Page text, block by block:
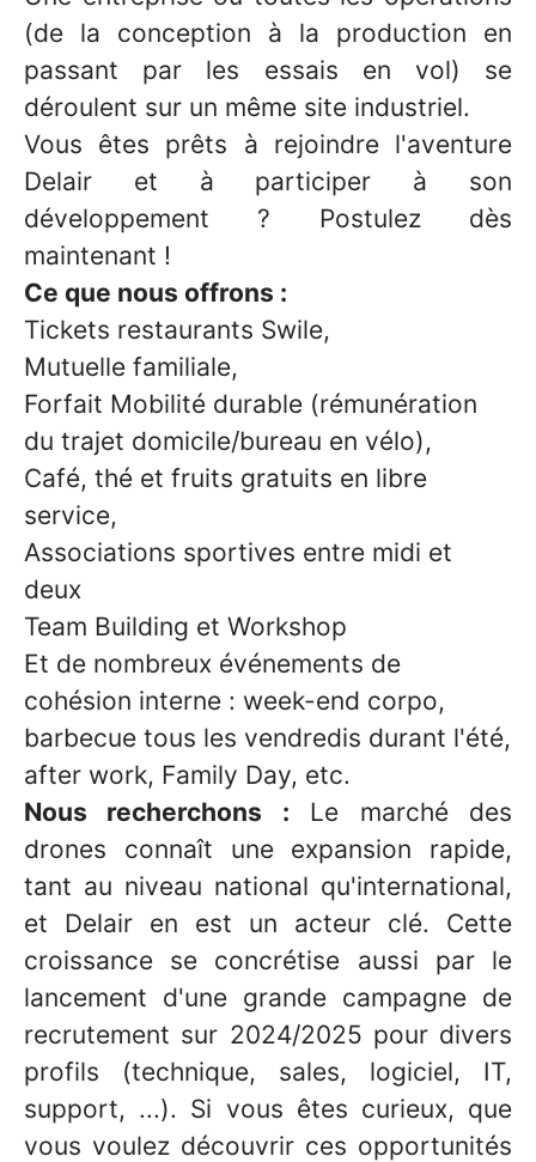
(de la conception à la production en
passant par les essais en vol) se
déroulent sur un même site industriel.
Vous êtes prêts à rejoindre l'aventure
Delair et à participer à son
développement ? Postulez dès
maintenant !
Ce que nous offrons :
Tickets restaurants Swile,
Mutuelle familiale,
Forfait Mobilité durable (rémunération
du trajet domicile/bureau en vélo),
Café, thé et fruits gratuits en libre
service,
Associations sportives entre midi et
deux
Team Building et Workshop
Et de nombreux événements de
cohésion interne : week-end corpo,
barbecue tous les vendredis durant l'été,
after work, Family Day, etc.
Nous recherchons : Le marché des
drones connaît une expansion rapide,
tant au niveau national qu'international,
et Delair en est un acteur clé. Cette
croissance se concrétise aussi par le
lancement d'une grande campagne de
recrutement sur 2024/2025 pour divers
profils (technique, sales, logiciel, IT,
support, ...). Si vous êtes curieux, que
vous voulez découvrir ces opportunités